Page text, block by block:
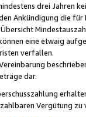
drei Jahren
Ankündigung die
eine etwaig
verfallen.
dar.
Vergütung zu